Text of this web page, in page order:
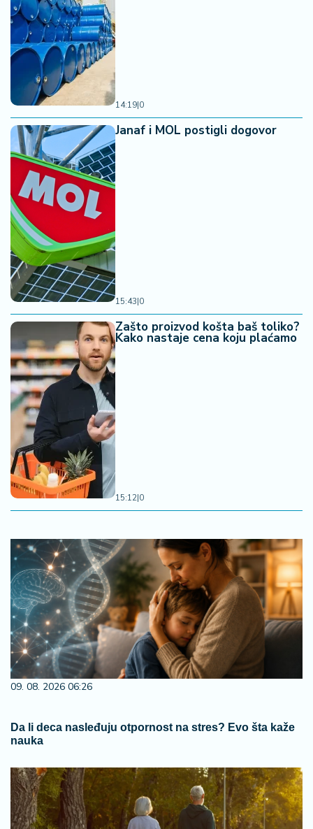
14:19|0
Janaf i MOL postigli dogovor
15:43|0
Zašto proizvod košta baš toliko?
Kako nastaje cena koju plaćamo
15:12|0
09. 08. 2026 06:26
Da li deca nasleđuju otpornost na stres? Evo šta kaže
nauka